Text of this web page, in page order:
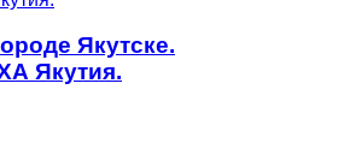
Якутске.
Якутия.